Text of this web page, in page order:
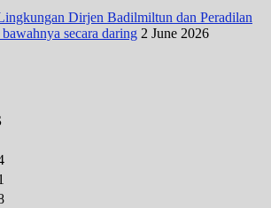
Dirjen Badilmiltun dan Peradilan
secara daring 2 June 2026